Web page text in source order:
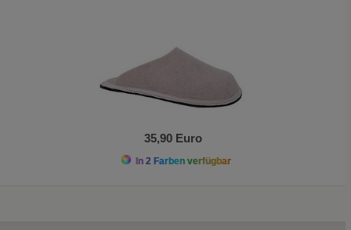
35,90 Euro
In 2 Farben verfügbar